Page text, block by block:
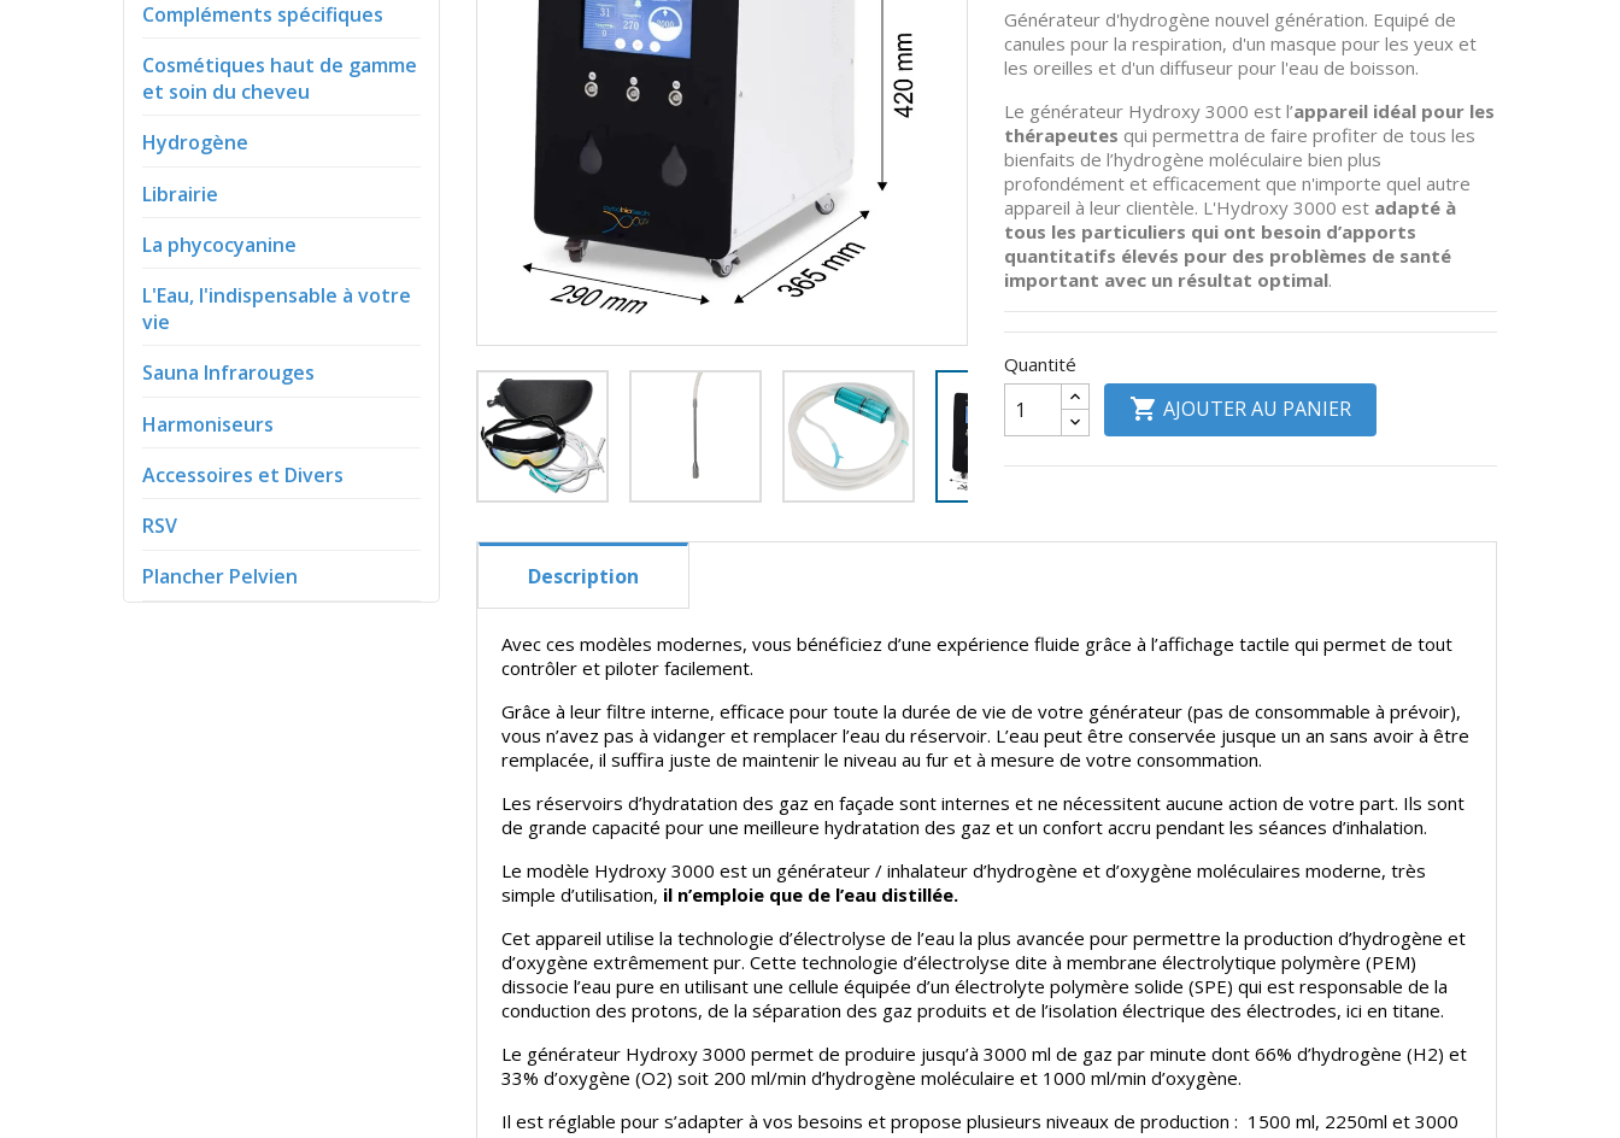
Compléments spécifiques
Cosmétiques haut de gamme
et soin du cheveu
Hydrogène
Librairie
La phycocyanine
L'Eau, l'indispensable à votre
vie
Sauna Infrarouges
Harmoniseurs
Accessoires et Divers
RSV
Plancher Pelvien
Générateur d'hydrogène nouvel génération. Equipé de
canules pour la respiration, d'un masque pour les yeux et
les oreilles et d'un diffuseur pour l'eau de boisson.
Le générateur Hydroxy 3000 est l’appareil idéal pour les
thérapeutes qui permettra de faire profiter de tous les
bienfaits de l’hydrogène moléculaire bien plus
profondément et efficacement que n'importe quel autre
appareil à leur clientèle. L'Hydroxy 3000 est adapté à
tous les particuliers qui ont besoin d’apports
quantitatifs élevés pour des problèmes de santé
important avec un résultat optimal.
Quantité
 AJOUTER AU PANIER
Description
Avec ces modèles modernes, vous bénéficiez d’une expérience fluide grâce à l’affichage tactile qui permet de tout
contrôler et piloter facilement.
Grâce à leur filtre interne, efficace pour toute la durée de vie de votre générateur (pas de consommable à prévoir),
vous n’avez pas à vidanger et remplacer l’eau du réservoir. L’eau peut être conservée jusque un an sans avoir à être
remplacée, il suffira juste de maintenir le niveau au fur et à mesure de votre consommation.
Les réservoirs d’hydratation des gaz en façade sont internes et ne nécessitent aucune action de votre part. Ils sont
de grande capacité pour une meilleure hydratation des gaz et un confort accru pendant les séances d’inhalation.
Le modèle Hydroxy 3000 est un générateur / inhalateur d’hydrogène et d’oxygène moléculaires moderne, très
simple d’utilisation, il n’emploie que de l’eau distillée.
Cet appareil utilise la technologie d’électrolyse de l’eau la plus avancée pour permettre la production d’hydrogène et
d’oxygène extrêmement pur. Cette technologie d’électrolyse dite à membrane électrolytique polymère (PEM)
dissocie l’eau pure en utilisant une cellule équipée d’un électrolyte polymère solide (SPE) qui est responsable de la
conduction des protons, de la séparation des gaz produits et de l’isolation électrique des électrodes, ici en titane.
Le générateur Hydroxy 3000 permet de produire jusqu’à 3000 ml de gaz par minute dont 66% d’hydrogène (H2) et
33% d’oxygène (O2) soit 200 ml/min d’hydrogène moléculaire et 1000 ml/min d’oxygène.
Il est réglable pour s’adapter à vos besoins et propose plusieurs niveaux de production : 1500 ml, 2250ml et 3000